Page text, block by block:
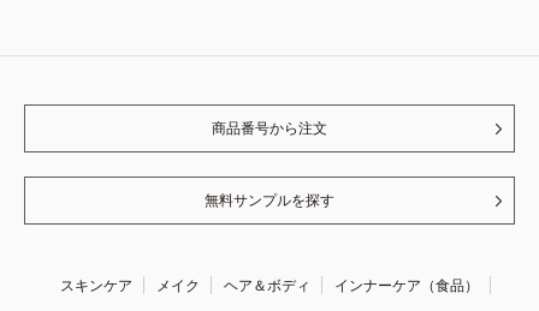
商品番号から注文
無料サンプルを探す
スキンケア メイク ヘア＆ボディ
インナーケア（食品）